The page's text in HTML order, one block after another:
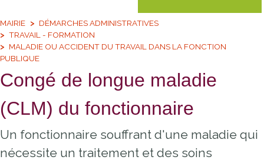
MAIRIE
DÉMARCHES ADMINISTRATIVES
TRAVAIL - FORMATION
MALADIE OU ACCIDENT DU TRAVAIL DANS LA FONCTION
PUBLIQUE
Congé de longue maladie
(CLM) du fonctionnaire
Un fonctionnaire souffrant d'une maladie qui
nécessite un traitement et des soins